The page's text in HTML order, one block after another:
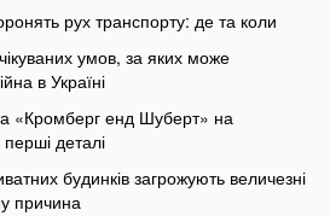
рух транспорту: де та коли
умов, за яких може
в Україні
«Кромберг енд Шуберт» на
деталі
будинків загрожують величезні
причина